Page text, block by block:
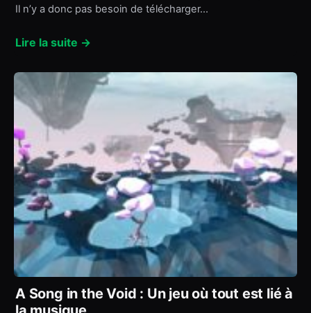
Il n’y a donc pas besoin de télécharger…
Lire la suite →
A Song in the Void : Un jeu où tout est lié à